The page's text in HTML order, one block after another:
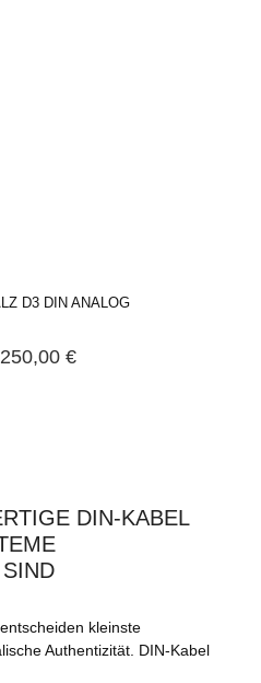
D3 DIN ANALOG
€
DIN-KABEL
kleinste
Authentizität. DIN-Kabel